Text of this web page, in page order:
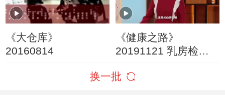
《大仓库》
20160814
《健康之路》
20191121 乳房检查
换一批